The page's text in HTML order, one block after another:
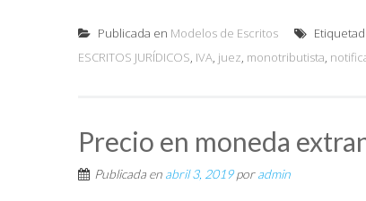
Publicada en Modelos de Escritos
ESCRITOS JURÍDICOS, IVA, juez, monotributista,
Precio en moneda
Publicada en abril 3, 2019poradmin